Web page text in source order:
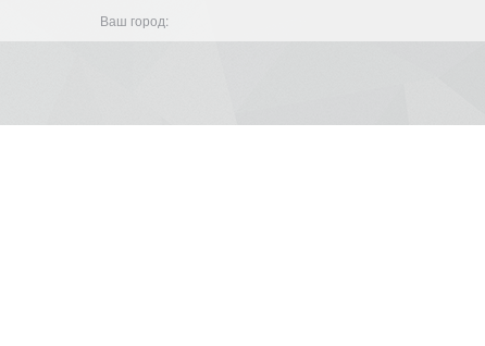
Ваш город: